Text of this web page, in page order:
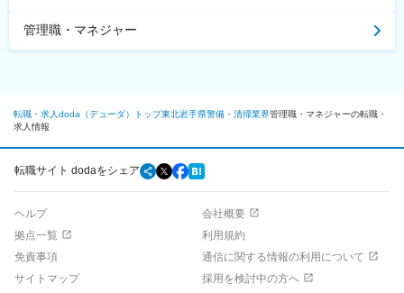
管理職・マネジャー
転職・求人doda（デューダ）トップ東北岩手県警備・清掃業界管理職・マネジャーの転職・
求人情報
転職サイト dodaをシェア
ヘルプ
会社概要
拠点一覧
利用規約
免責事項
通信に関する情報の利用について
サイトマップ
採用を検討中の方へ